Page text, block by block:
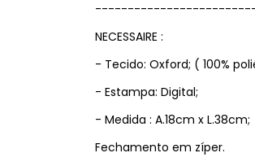
NECESSAIRE :
- Tecido: Oxford; ( 100%
- Estampa: Digital;
- Medida : A.18cm x L.38cm;
Fechamento em zíper.